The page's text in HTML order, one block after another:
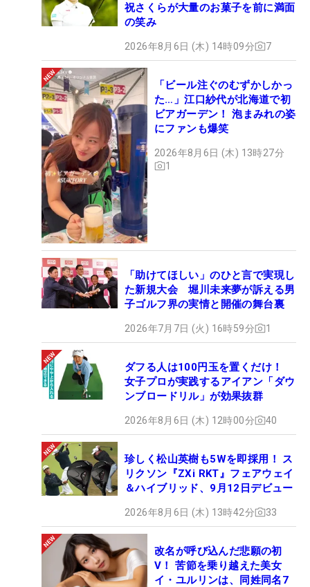
祝さくらが大量のお菓子を前に満面
の笑み
2026年8月6日 (木) 14時09分 7
「ビール注ぐのむずかしかっ
た…」江口紗代が北海道で初
ビアガーデン！ 泡まみれの姿
にファンも爆笑
2026年8月6日 (木) 13時27分
1
「助けてほしい」のひと言で実現し
た新規大会 堀川未来夢が訴える男
子ゴルフ界の実情と開催の舞台裏
2026年7月7日 (火) 16時59分 1
ダフる人は100円玉を置くだけ！
女子プロが実践するアイアン「ダウ
ンブロードリル」が効果抜群
2026年8月6日 (木) 12時00分 40
珍しく松山英樹も5Wを即採用！ ス
リクソン『ZXi RKT』フェアウェイ
＆ハイブリッド、9月12日デビュー
2026年8月6日 (木) 13時42分 33
改名が呼び込んだ悲願の初
V！ 苦節を乗り越えた美女
イ・ユルリンは、同姓同名7